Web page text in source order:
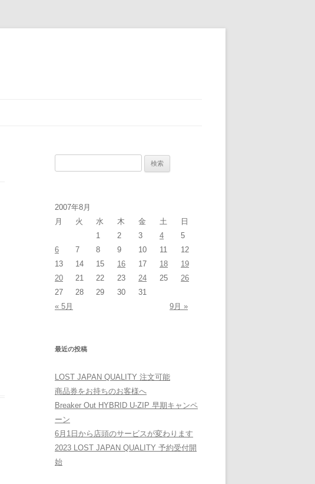
2007年8月
月
火 水 木 金 土
日
1
2 3 4
5
6
7 8 9 10 11
12
13
14 15 16 17 18
19
20
21 22 23 24 25
26
27
28 29 30
31
« 5月
9月 »
最近の投稿
LOST JAPAN QUALITY 注文可能
商品券をお持ちのお客様へ
Breaker Out HYBRID U-ZIP 早期キャンペ
ーン
6月1日から店頭のサービスが変わります
2023 LOST JAPAN QUALITY 予約受付開
始